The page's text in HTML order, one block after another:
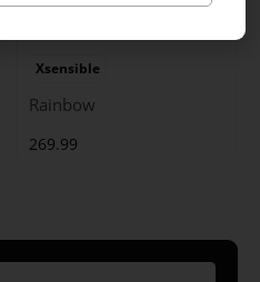
Xsensible
Rainbow
269.99